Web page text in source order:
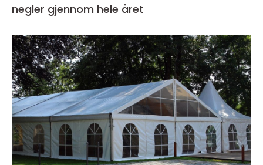
negler gjennom hele året